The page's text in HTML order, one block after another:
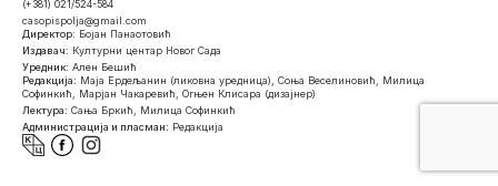
(+381) 021/524-584
casopispolja@gmail.com
Директор: Бојан Панаотовић
Издавач: Културни центар Новог Сада
Уредник: Ален Бешић
Редакција: Маја Ердељанин (ликовна уредница), Соња Веселиновић, Милица
Софинкић, Марјан Чакаревић, Огњен Клисара (дизајнер)
Лектура: Сања Бркић, Милица Софинкић
Администрација и пласман: Редакција